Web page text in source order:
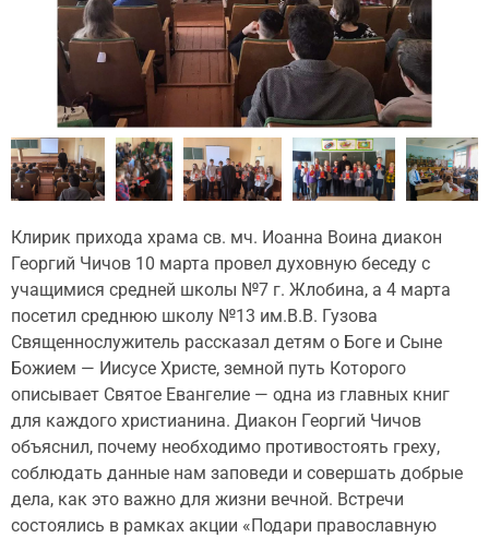
Клирик прихода храма св. мч. Иоанна Воина диакон
Георгий Чичов 10 марта провел духовную беседу с
учащимися средней школы №7 г. Жлобина, а 4 марта
посетил среднюю школу №13 им.В.В. Гузова
Священнослужитель рассказал детям о Боге и Сыне
Божием — Иисусе Христе, земной путь Которого
описывает Святое Евангелие — одна из главных книг
для каждого христианина. Диакон Георгий Чичов
объяснил, почему необходимо противостоять греху,
соблюдать данные нам заповеди и совершать добрые
дела, как это важно для жизни вечной. Встречи
состоялись в рамках акции «Подари православную